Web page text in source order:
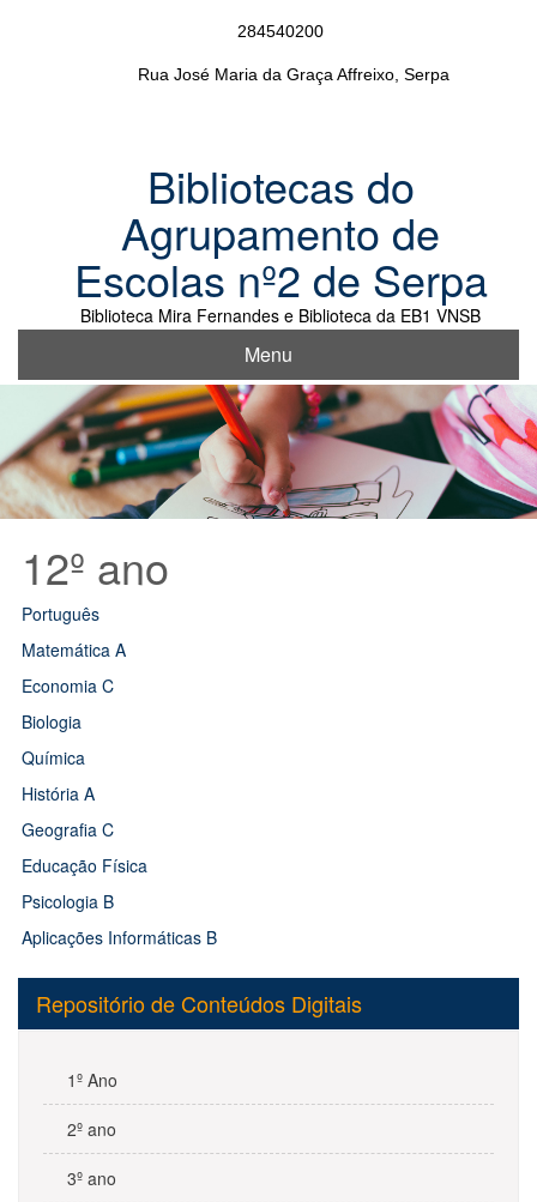
284540200
Rua José Maria da Graça Affreixo, Serpa
Bibliotecas do
Agrupamento de
Escolas nº2 de Serpa
Biblioteca Mira Fernandes e Biblioteca da EB1 VNSB
Menu
12º ano
Português
Matemática A
Economia C
Biologia
Química
História A
Geografia C
Educação Física
Psicologia B
Aplicações Informáticas B
Repositório de Conteúdos Digitais
1º Ano
2º ano
3º ano